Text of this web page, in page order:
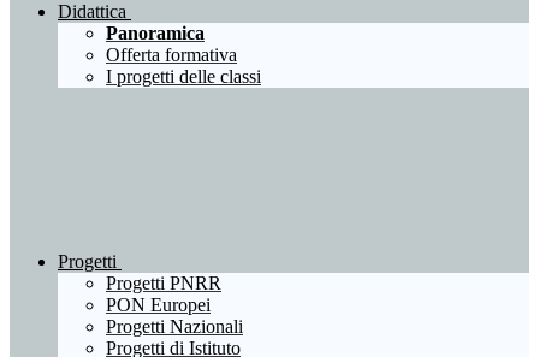
Didattica
Panoramica
Offerta formativa
I progetti delle classi
Progetti
Progetti PNRR
PON Europei
Progetti Nazionali
Progetti di Istituto